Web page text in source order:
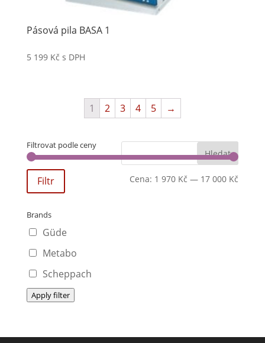
Pásová pila BASA 1
5 199 Kč s DPH
1 2 3 4 5 →
Filtrovat podle ceny
Filtr Cena: 1 970 Kč — 17 000 Kč
Brands
Güde
Metabo
Scheppach
Apply filter